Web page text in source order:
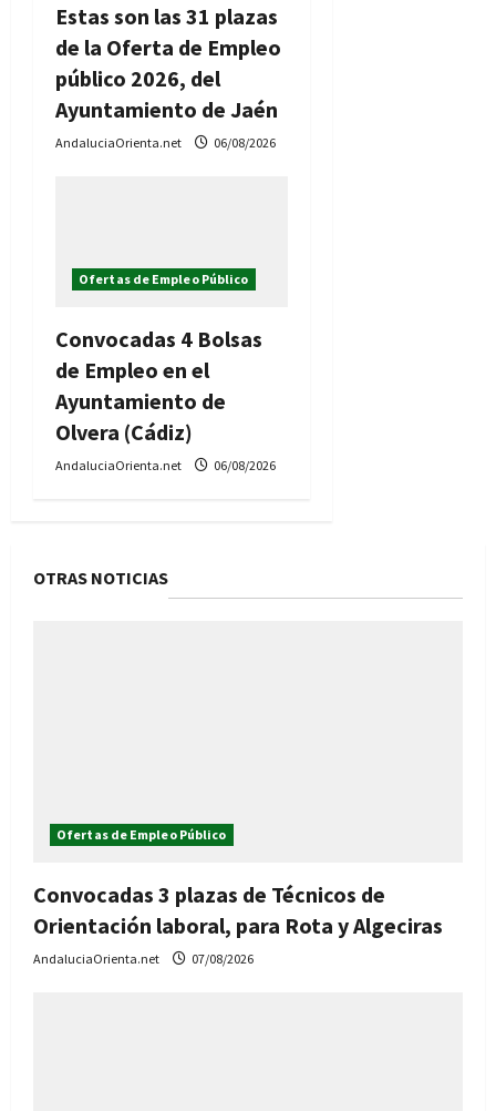
Estas son las 31 plazas
de la Oferta de Empleo
público 2026, del
Ayuntamiento de Jaén
AndaluciaOrienta.net 06/08/2026
Ofertas de Empleo Público
Convocadas 4 Bolsas
de Empleo en el
Ayuntamiento de
Olvera (Cádiz)
AndaluciaOrienta.net 06/08/2026
OTRAS NOTICIAS
Ofertas de Empleo Público
Convocadas 3 plazas de Técnicos de
Orientación laboral, para Rota y Algeciras
AndaluciaOrienta.net 07/08/2026